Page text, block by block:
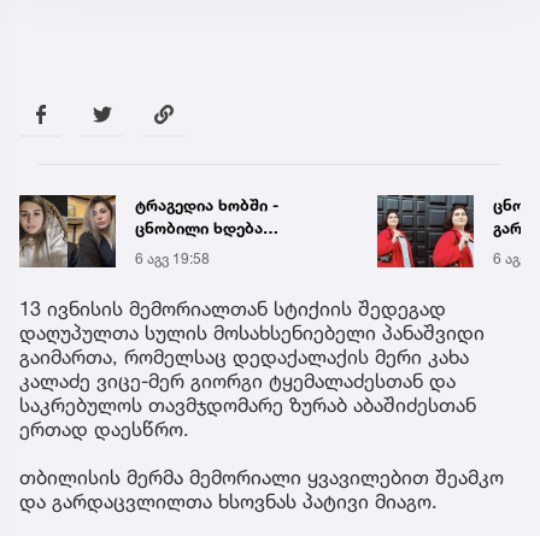
ცნობილია, მეტროში
გარდაცვლილი 21 წლის
მარიამ ტყემალაძის
ექსპერტიზის დასკვნა
6 აგვ 19:42 6 აგვ
13 ივნისის მემორიალთან სტიქიის შედეგად
დაღუპულთა სულის მოსახსენიებელი პანაშვიდი
გაიმართა, რომელსაც დედაქალაქის მერი კახა
კალაძე ვიცე-მერ გიორგი ტყემალაძესთან და
საკრებულოს თავმჯდომარე ზურაბ აბაშიძესთან
ერთად დაესწრო.
თბილისის მერმა მემორიალი ყვავილებით შეამკო
და გარდაცვლილთა ხსოვნას პატივი მიაგო.